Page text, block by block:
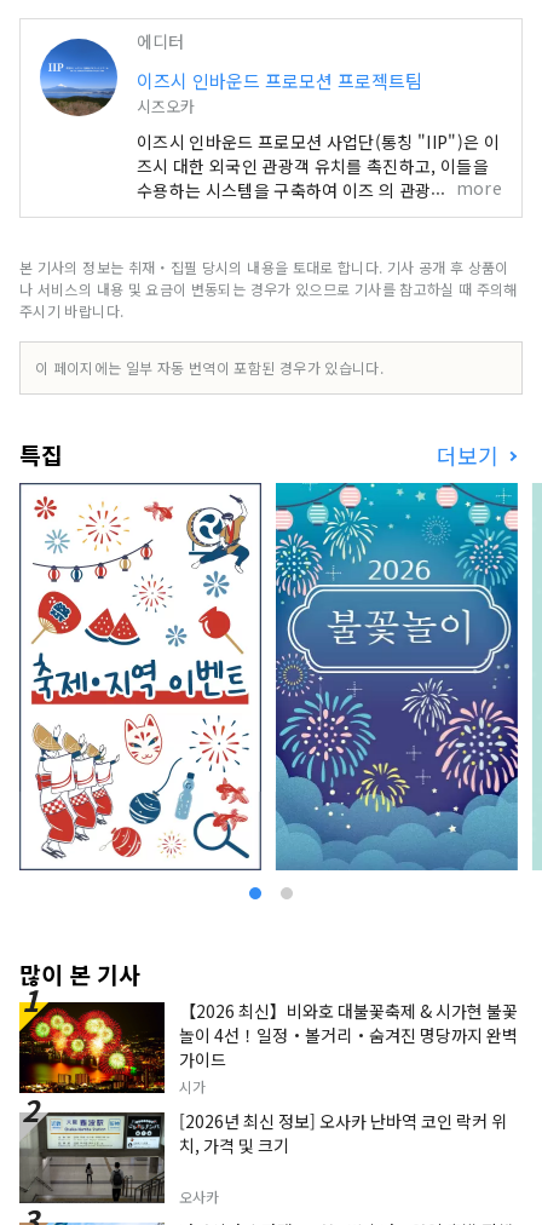
에디터
이즈시 인바운드 프로모션 프로젝트팀
시즈오카
이즈시 인바운드 프로모션 사업단(통칭 "IIP")은 이
즈시 대한 외국인 관광객 유치를 촉진하고, 이들을
수용하는 시스템을 구축하여 이즈 의 관광 자원을
활용하여 매력적인 국제 관광지로 만드는 것을 목표
을 자랑하며, 온천, 해변, 산악 지역 등 다양한 관광
명소를 보유하고 있습니다. 도쿄 에서 기차로 약 2
나 주말 여행으로 이상적인 곳입니다. [표지 이미지
에 대한 참고 사항] 표지 사진은 이즈시 색칠하는 사
진 콘테스트에서 수상한 작품입니다. 사진작가: 오
사용에 대한 자세한 내용은 이즈시 관광정보 웹사이
트를 확인하세요.
more
본 기사의 정보는 취재・집필 당시의 내용을 토대로 합니다. 기사 공개 후 상품이
나 서비스의 내용 및 요금이 변동되는 경우가 있으므로 기사를 참고하실 때 주의해
주시기 바랍니다.
이 페이지에는 일부 자동 번역이 포함된 경우가 있습니다.
특집 더보기
많이 본 기사
【2026 최신】비와호 대불꽃축제 & 시가현 불꽃
놀이 4선！일정・볼거리・숨겨진 명당까지 완벽
가이드
시가
[2026년 최신 정보] 오사카 난바역 코인 락커 위
치, 가격 및 크기
오사카